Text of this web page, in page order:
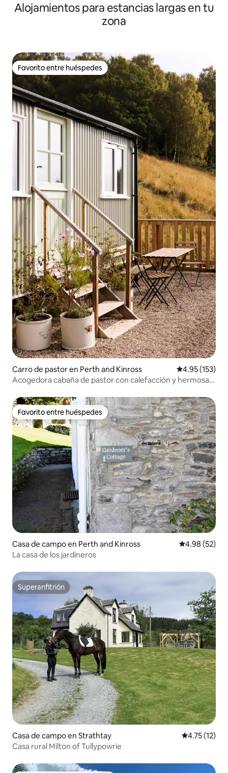
Alojamientos para estancias largas en tu
zona
Favorito entre huéspedes
Favorito entre huéspedes
Carro de pastor en Perth and Kinross Calificación
4.95 (153)
Acogedora cabaña de pastor con calefacción y hermosas
Favorito entre huéspedes
Favorito entre huéspedes
Casa de campo en Perth and Kinross Calificación
4.98 (52)
La casa de los jardineros
Superanfitrión
Superanfitrión
Casa de campo en Strathtay Calificación
4.75 (12)
Casa rural Milton of Tullypowrie